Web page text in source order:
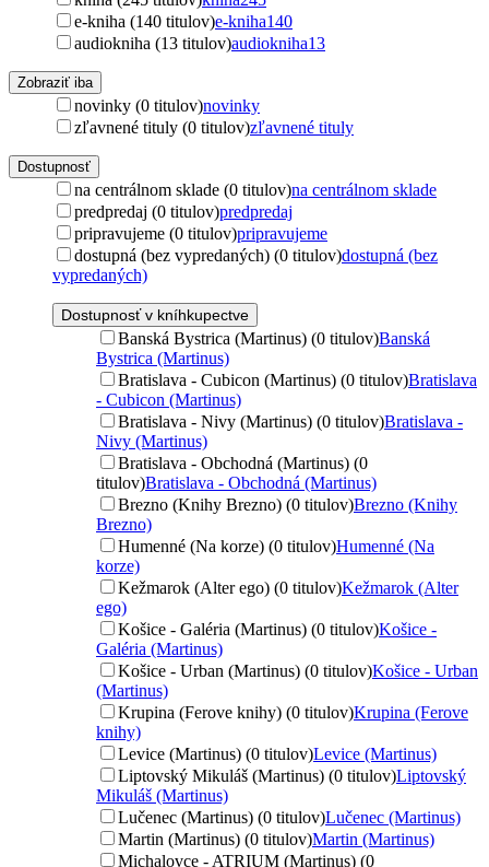
e-kniha (140 titulov)e-kniha140
audiokniha (13 titulov)audiokniha13
Zobraziť iba
novinky (0 titulov)novinky
zľavnené tituly (0 titulov)zľavnené tituly
Dostupnosť
na centrálnom sklade (0 titulov)na centrálnom sklade
predpredaj (0 titulov)predpredaj
pripravujeme (0 titulov)pripravujeme
dostupná (bez vypredaných) (0 titulov)dostupná (bez
vypredaných)
Dostupnosť v kníhkupectve
Banská Bystrica (Martinus) (0 titulov)Banská
Bystrica (Martinus)
Bratislava - Cubicon (Martinus) (0 titulov)Bratislava
- Cubicon (Martinus)
Bratislava - Nivy (Martinus) (0 titulov)Bratislava -
Nivy (Martinus)
Bratislava - Obchodná (Martinus) (0
titulov)Bratislava - Obchodná (Martinus)
Brezno (Knihy Brezno) (0 titulov)Brezno (Knihy
Brezno)
Humenné (Na korze) (0 titulov)Humenné (Na
korze)
Kežmarok (Alter ego) (0 titulov)Kežmarok (Alter
ego)
Košice - Galéria (Martinus) (0 titulov)Košice -
Galéria (Martinus)
Košice - Urban (Martinus) (0 titulov)Košice - Urban
(Martinus)
Krupina (Ferove knihy) (0 titulov)Krupina (Ferove
knihy)
Levice (Martinus) (0 titulov)Levice (Martinus)
Liptovský Mikuláš (Martinus) (0 titulov)Liptovský
Mikuláš (Martinus)
Lučenec (Martinus) (0 titulov)Lučenec (Martinus)
Martin (Martinus) (0 titulov)Martin (Martinus)
Michalovce - ATRIUM (Martinus) (0